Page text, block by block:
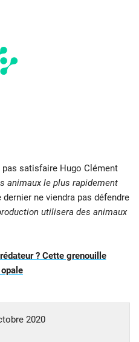
pas satisfaire Hugo Clément
animaux le plus rapidement
dernier ne viendra pas défendre
utilisera des animaux
? Cette grenouille
2020